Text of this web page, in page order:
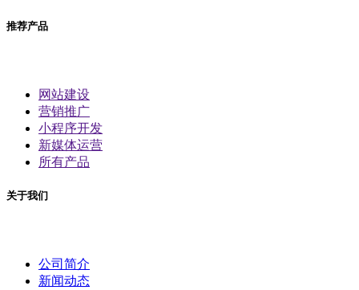
推荐产品
网站建设
营销推广
小程序开发
新媒体运营
所有产品
关于我们
公司简介
新闻动态